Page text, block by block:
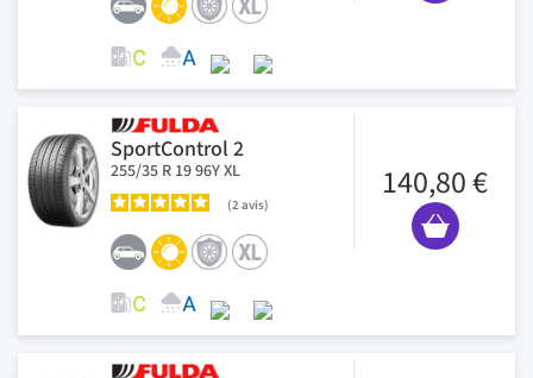
SportControl 2
255/35 R 19 96Y XL
2 avis
140,80 €